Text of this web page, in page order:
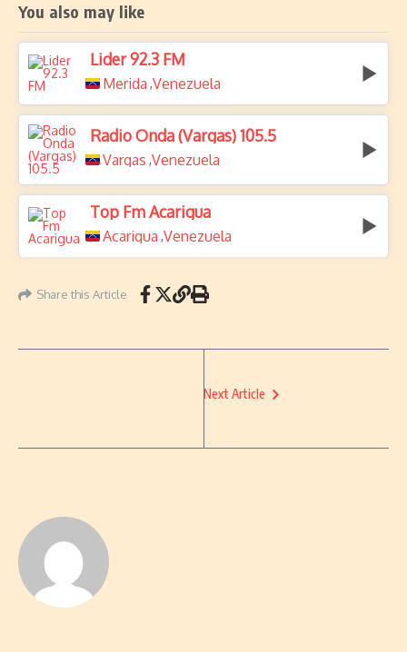
You also may like
Lider 92.3 FM
Merida ,Venezuela
Radio Onda (Vargas) 105.5
Vargas ,Venezuela
Top Fm Acarigua
Acarigua ,Venezuela
Share this Article
Next Article